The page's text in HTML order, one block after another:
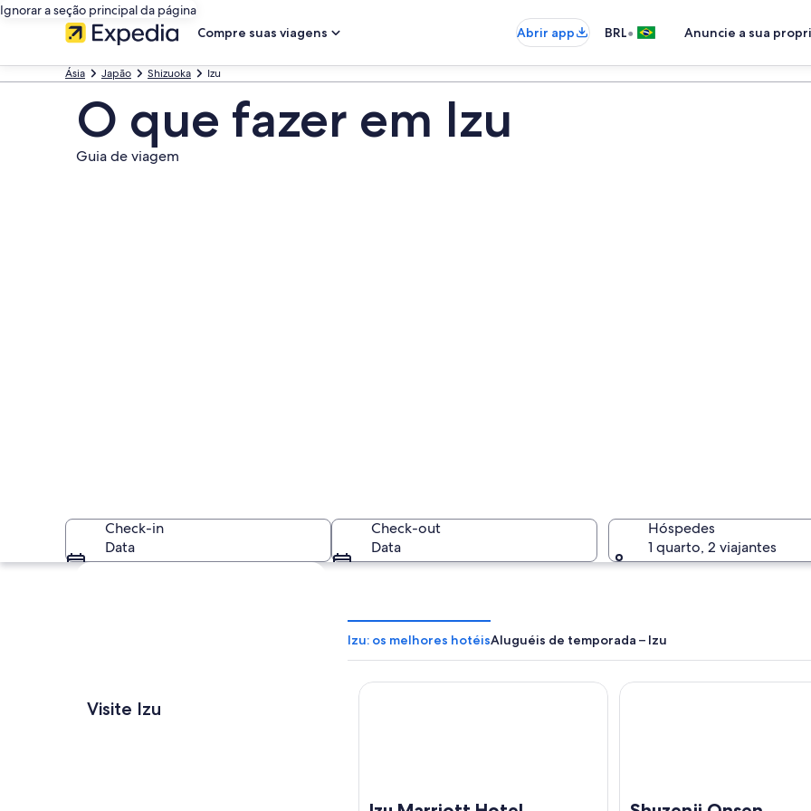
Ignorar a seção principal da página
Compre suas viagens
Abrir app BRL• Anuncie a sua
Ásia Japão Shizuoka Izu
O que fazer em Izu
Guia de viagem
Uma cidade costeira com edifícios coloridos, uma praia e um morro arborizado.
Check-in
Data
Check-out
Data
Hóspedes
1 quarto, 2 viajantes
Explorar mapa
Visite Izu
Izu: os melhores hotéisAluguéis de temporada – Izu
Izu Marriott Hotel Shuzenji Shuzenji Onsen Katsuragawa